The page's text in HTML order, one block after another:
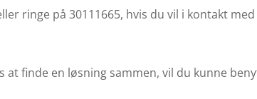
ringe på 30111665, hvis du vil i kontakt
at finde en løsning sammen, vil du kunne